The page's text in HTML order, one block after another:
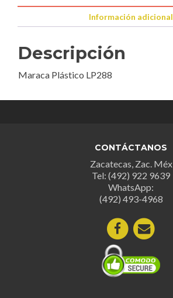
Información adicional
Descripción
Maraca Plástico LP288
CONTÁCTANOS
Zacatecas, Zac. Méx
Tel: (492) 922 9639
WhatsApp:
(492) 493-4968